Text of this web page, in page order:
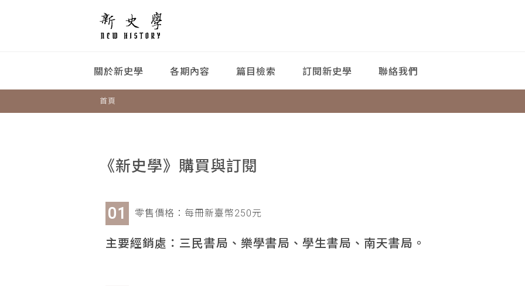
關於新史學 各期內容 篇目檢索 訂閱新史學 聯絡我們
首頁
《新史學》購買與訂閱
零售價格：每冊新臺幣250元
主要經銷處：三民書局、樂學書局、學生書局、南天書局。